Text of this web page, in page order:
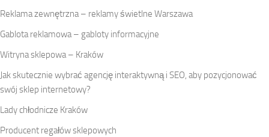
Reklama zewnętrzna – reklamy świetlne Warszawa
Gablota reklamowa – gabloty informacyjne
Witryna sklepowa – Kraków
Jak skutecznie wybrać agencję interaktywną i SEO, aby pozycjonować
swój sklep internetowy?
Lady chłodnicze Kraków
Producent regałów sklepowych